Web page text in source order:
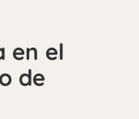
en el
de